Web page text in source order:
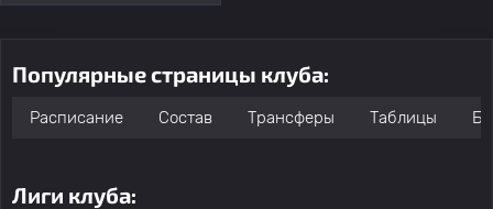
Популярные страницы клуба:
Расписание Состав Трансферы Таблицы
Лиги клуба: